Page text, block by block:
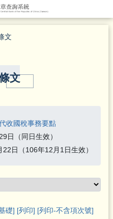
文
文
收國稅事務要點
日（同日生效）
日（106年12月1日生效）
礎] [列印] [列印-不含項次號]